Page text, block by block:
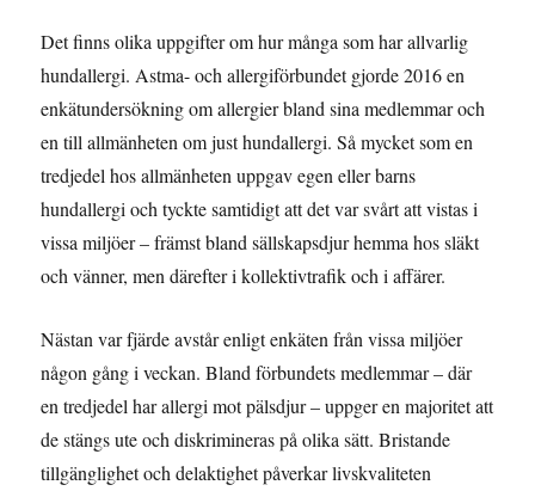
Det finns olika uppgifter om hur många som har allvarlig
hundallergi. Astma- och allergiförbundet gjorde 2016 en
enkätundersökning om allergier bland sina medlemmar och
en till allmänheten om just hundallergi. Så mycket som en
tredjedel hos allmänheten uppgav egen eller barns
hundallergi och tyckte samtidigt att det var svårt att vistas i
vissa miljöer – främst bland sällskapsdjur hemma hos släkt
och vänner, men därefter i kollektivtrafik och i affärer.
Nästan var fjärde avstår enligt enkäten från vissa miljöer
någon gång i veckan. Bland förbundets medlemmar – där
en tredjedel har allergi mot pälsdjur – uppger en majoritet att
de stängs ute och diskrimineras på olika sätt. Bristande
tillgänglighet och delaktighet påverkar livskvaliteten